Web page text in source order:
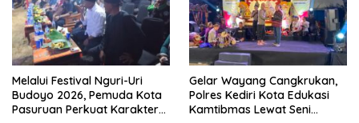
Melalui Festival Nguri-Uri
Budoyo 2026, Pemuda Kota
Pasuruan Perkuat Karakter
Gelar Wayang Cangkrukan,
Polres Kediri Kota Edukasi
Kamtibmas Lewat Seni